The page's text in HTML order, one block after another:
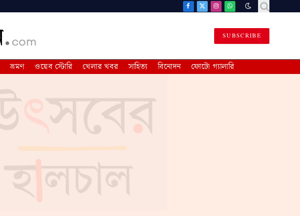
Facebook
X
InstagramWhatsApp
SUBSCRIBE
ভ্রমণ ওয়েব স্টোরি খেলার খবর সাহিত্য বিনোদন ফোটো গ্যালারি